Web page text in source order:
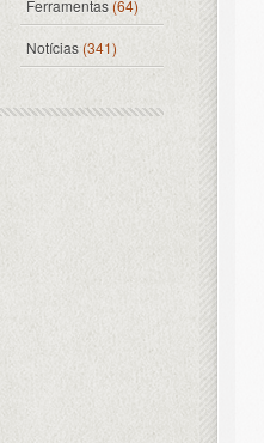
Ferramentas(64)
Notícias (341)